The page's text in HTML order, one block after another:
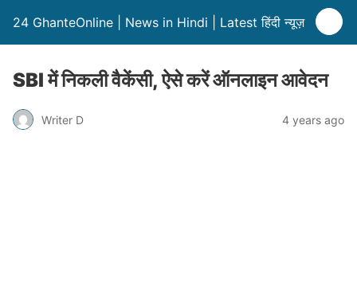
24 GhanteOnline | News in Hindi | Latest हिंदी न्यूज़
SBI में निकली वैकेंसी, ऐसे करें ऑनलाइन आवेदन
Writer D 4 years ago